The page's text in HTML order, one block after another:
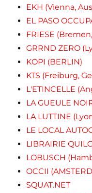
EKH (Vienna,
EL PASO
FRIESE
GRRND ZERO
KOPI (BERLIN)
KTS (Freiburg,
L'ETINCELLE
LA GUEULE
LA LUTTINE
LE LOCAL
LIBRAIRIE
LOBUSCH
OCCII
SQUAT.NET